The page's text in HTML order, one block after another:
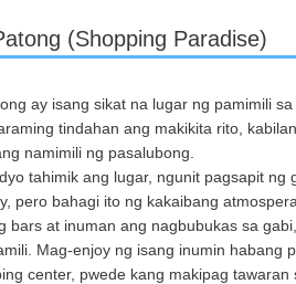
(Shopping Paradise)
ay isang sikat na lugar ng pamimili
tindahan ang makikita rito,
namimili ng pasalubong.
tahimik ang lugar, ngunit pagsapit
pero bahagi ito ng kakaibang
bars at inuman ang nagbubukas sa
Mag-enjoy ng isang inumin habang
center, pwede kang makipag